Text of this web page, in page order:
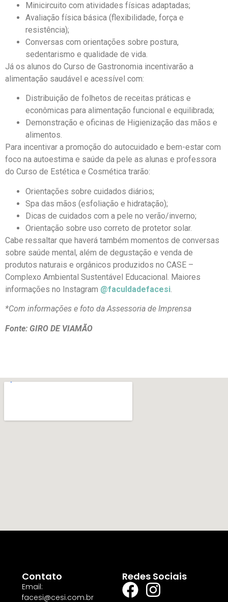
Minicircuito com atividades físicas adaptadas;
Avaliação física básica (flexibilidade, força e
resistência);
Conversas com orientações sobre postura,
sedentarismo e qualidade de vida.
Já os alunos do Curso de Gastronomia incentivarão a
alimentação saudável e acessível com:
Distribuição de folhetos de receitas práticas e
econômicas para alimentação funcional e equilibrada;
Demonstração e oficinas de Higienização das mãos e
alimentos.
Para incentivar a promoção do autocuidado e bem-estar com
foco na autoestima e saúde da pele as alunas e professora
do Curso de Estética e Cosmética trarão:
Orientações sobre cuidados diários;
Spa das mãos (esfoliação e hidratação);
Dicas de cuidados com a pele no verão/inverno;
Orientação sobre uso correto de protetor solar.
Cabe ressaltar que haverá também momentos de conversas
sobre saúde mental, além de degustação e venda de
produtos naturais e orgânicos produzidos no CASE –
Complexo Ambiental Sustentável Educacional. Maiores
informações no Instagram @faculdadefacesi.
*Com informações e foto da Assessoria de Imprensa
Fonte: GIRO DE VIAMÃO
Contato
Email:
facesi@cesi.com.br
Redes Sociais